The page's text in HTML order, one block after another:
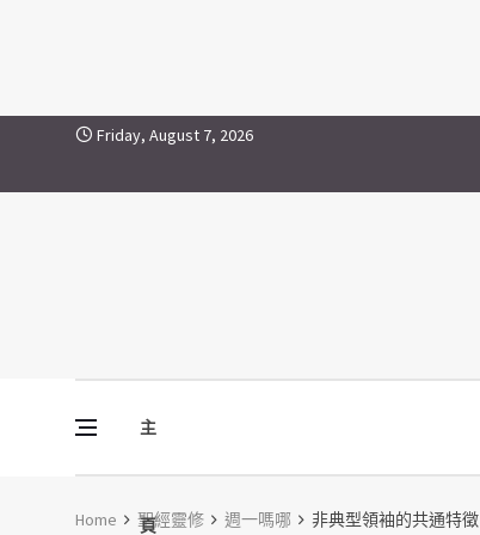
Skip to contentFriday, August 7, 2026
主
頁
Vine Media
葡萄樹傳媒
Home 聖經靈修 週一嗎哪 非典型領袖的共通特徵